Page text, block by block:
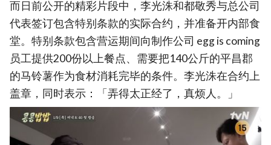
而日前公开的精彩片段中，李光洙和都敬秀与总公司
代表签订包含特别条款的实际合约，并准备开内部食
堂。特别条款包含营运期间向制作公司 egg is coming
员工提供200份以上餐点、需要把140公斤的平昌郡
的马铃薯作为食材消耗完毕的条件。李光洙在合约上
盖章，同时表示：「弄得太正经了，真烦人。」